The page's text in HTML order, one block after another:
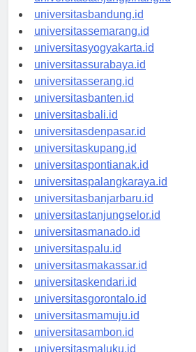
universitastanjungpinang.id
universitasbandung.id
universitassemarang.id
universitasyogyakarta.id
universitassurabaya.id
universitasserang.id
universitasbanten.id
universitasbali.id
universitasdenpasar.id
universitaskupang.id
universitaspontianak.id
universitaspalangkaraya.id
universitasbanjarbaru.id
universitastanjungselor.id
universitasmanado.id
universitaspalu.id
universitasmakassar.id
universitaskendari.id
universitasgorontalo.id
universitasmamuju.id
universitasambon.id